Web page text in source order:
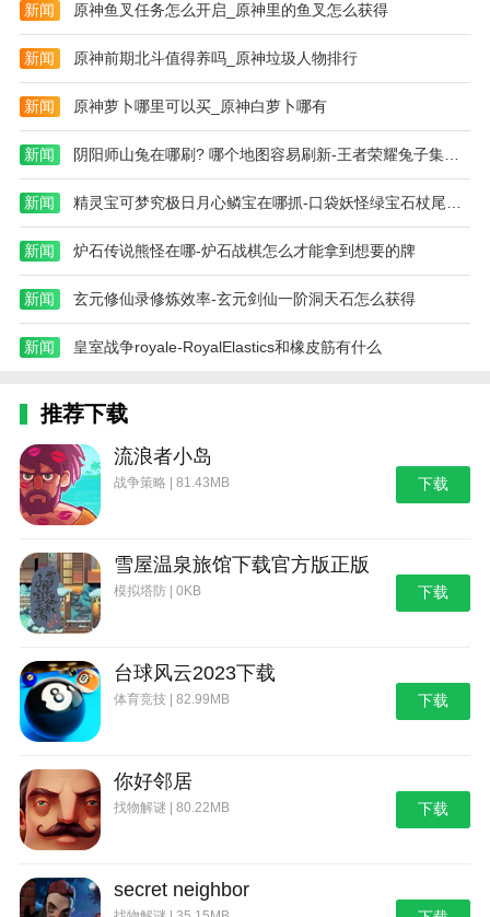
解决，请联系人工客服。
如果归档文件消失/加载异常怎么办？
您可以联系帮助中心的人工客服进行快速处理。同时，
建议您在下机时选择调出菜单栏并点击【退出游戏】，
这样可以避免因游戏文件生成中的某些问题而导致的文
件丢失问题。
如何修改登录密码？
安卓用户可以在我的-设置-账户管理-登录密码中重置登
录密码；网络用户可以在【头像】-【个人中心】-【账
户详情】-【登录密码】中重置。
如何更改绑定的手机号码？
定；网络用户可以在【头像】-【个人中心】-【账户详
情】-【手机号码修改】中更改绑定。
在APP里登录游戏账号不安全怎么办？
有些游戏可能会检测到您当前的游戏是否在共同的地方
使用，而云游戏服务器可能与您的城市不属于同一个地
方，因此会弹出风险警告。随乐游平台自带防病毒、系
统离机恢复等安全功能，将最大程度保障游戏的安全体
验。
注册时提示无效手机号码。
请确认您的手机号码是否输入错误。如果输入正确，请
联系在线客服与我们联系。
无法接收短信验证码
请确认手机号码是否输入错误。如果输入正确，您可能
会遇到网络拥塞。请稍后再试。如果您仍然无法收到，
请联系客服。
新闻 原神鱼叉任务怎么开启_原神里的鱼叉怎么获得
新闻 原神前期北斗值得养吗_原神垃圾人物排行
新闻 原神萝卜哪里可以买_原神白萝卜哪有
新闻 阴阳师山兔在哪刷? 哪个地图容易刷新-王者荣耀兔子集市刷到皮肤怎么领取
新闻
新闻 炉石传说熊怪在哪-炉石战棋怎么才能拿到想要的牌
新闻 玄元修仙录修炼效率-玄元剑仙一阶洞天石怎么获得
新闻 皇室战争royale-RoyalElastics和橡皮筋有什么
推荐下载
流浪者小岛
战争策略 | 81.43MB 下载
雪屋温泉旅馆下载官方版正版
模拟塔防 | 0KB 下载
台球风云2023下载
体育竞技 | 82.99MB 下载
你好邻居
找物解谜 | 80.22MB 下载
secret neighbor